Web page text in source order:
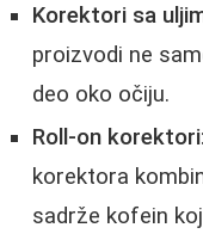
Korektori sa
proizvodi ne
deo oko očiju.
Roll-on korektori:
korektora
sadrže kofein